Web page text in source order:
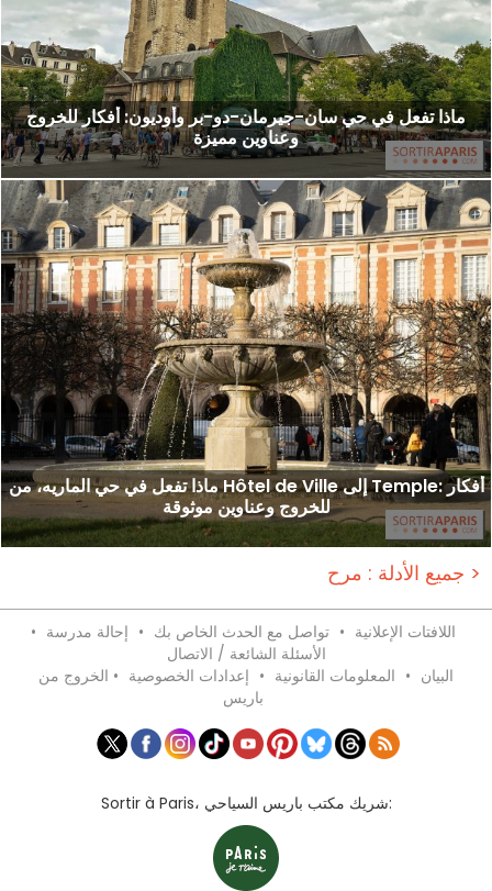
ماذا تفعل في حي سان-جيرمان-دو-بر وأوديون: أفكار للخروج
وعناوين مميزة
ماذا تفعل في حي الماريه، من Hôtel de Ville إلى Temple: أفكار
للخروج وعناوين موثوقة
جميع الأدلة : مرح >
اللافتات الإعلانية • تواصل مع الحدث الخاص بك • إحالة مدرسة •
الأسئلة الشائعة / الاتصال
البيان • المعلومات القانونية • إعدادات الخصوصية • الخروج من
باريس
Sortir à Paris، شريك مكتب باريس السياحي: